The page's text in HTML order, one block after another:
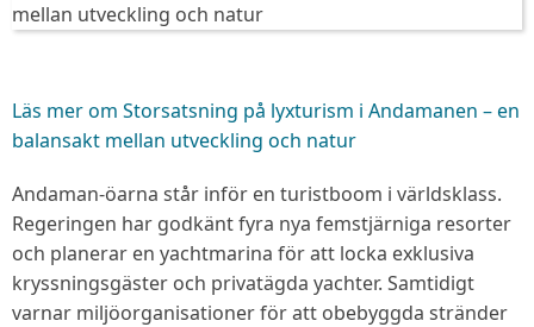
Läs merom Storsatsning på lyxturism i Andamanen – en
balansakt mellan utveckling och natur
Andaman-öarna står inför en turistboom i världsklass.
Regeringen har godkänt fyra nya femstjärniga resorter
och planerar en yachtmarina för att locka exklusiva
kryssningsgäst­er och privat­ägda yachter. Samtidigt
varnar miljöorganisationer för att obebyggda stränder